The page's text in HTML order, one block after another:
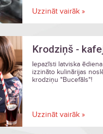
Uzzināt vairāk »
Krodziņš -
Iepazīsti latviska
izzināto kulinārijas
krodziņu "Bucefāls"!
Uzzināt vairāk »